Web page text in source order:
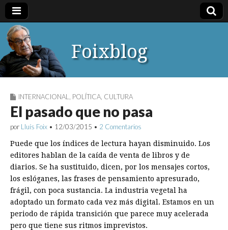
Foixblog
INTERNACIONAL POLÍTICA CULTURA
El pasado que no pasa
por Lluís Foix • 12/03/2015 • 2 Comentarios
Puede que los índices de lectura hayan disminuido. Los
editores hablan de la caída de venta de libros y de
diarios. Se ha sustituido, dicen, por los mensajes cortos,
los eslóganes, las frases de pensamiento apresurado,
frágil, con poca sustancia. La industria vegetal ha
adoptado un formato cada vez más digital. Estamos en un
periodo de rápida transición que parece muy acelerada
pero que tiene sus ritmos imprevistos.